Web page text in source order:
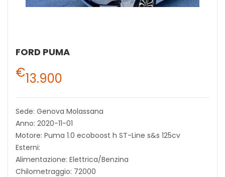
FORD PUMA
€13.900
Sede: Genova Molassana
Anno: 2020-11-01
Motore: Puma 1.0 ecoboost h ST-Line s&s 125cv
Esterni:
Alimentazione: Elettrica/Benzina
Chilometraggio: 72000